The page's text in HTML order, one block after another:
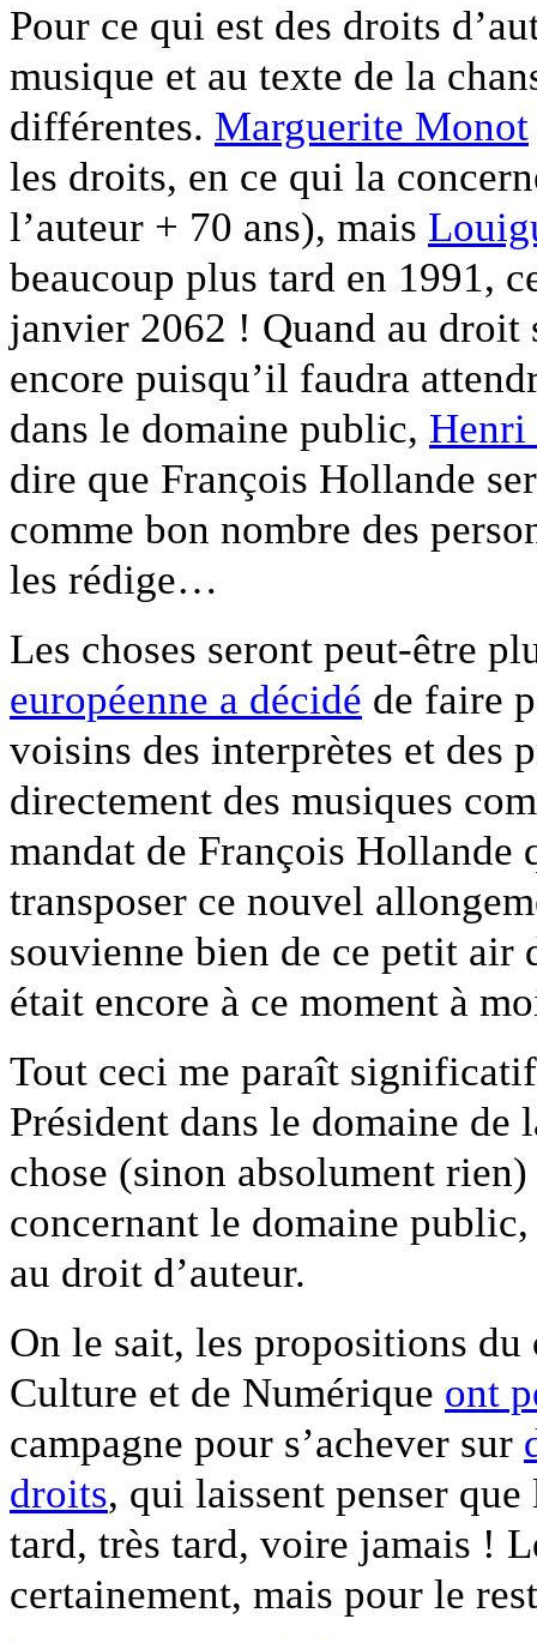
Pour ce qui est des droits
musique et au texte de la
différentes. Marguerite Monot
les droits, en ce qui la
l’auteur + 70 ans), mais
beaucoup plus tard en 1991,
janvier 2062 ! Quand au droit
encore puisqu’il faudra
dans le domaine public, Henri
dire que François Hollande
comme bon nombre des
les rédige…
Les choses seront peut-être
européenne a décidé de faire
voisins des interprètes et des
directement des musiques
mandat de François Hollande
transposer ce nouvel
souvienne bien de ce petit
était encore à ce moment à
Tout ceci me paraît
Président dans le domaine de
chose (sinon absolument
concernant le domaine
au droit d’auteur.
On le sait, les propositions
Culture et de Numérique ont
campagne pour s’achever sur
droits, qui laissent penser
tard, très tard, voire jamais !
certainement, mais pour le